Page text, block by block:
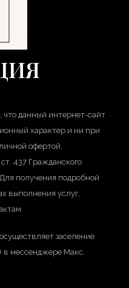
данный интернет-сайт
характер и ни при
офертой,
437 Гражданского
получения подробной
выполнения услуг,
заселение
в мессенджере Макс.